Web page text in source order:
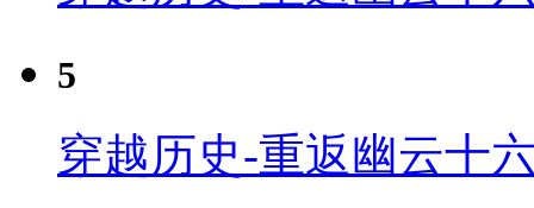
5
穿越历史-重返幽云十